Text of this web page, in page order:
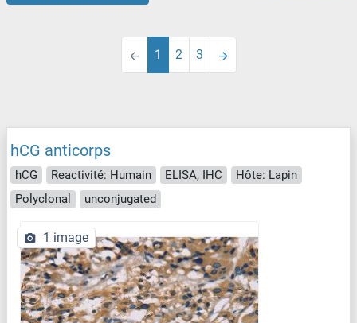
1 2 3
hCG anticorps
hCG Reactivité: Humain ELISA, IHC
Hôte: Lapin
Polyclonal
unconjugated
1 image